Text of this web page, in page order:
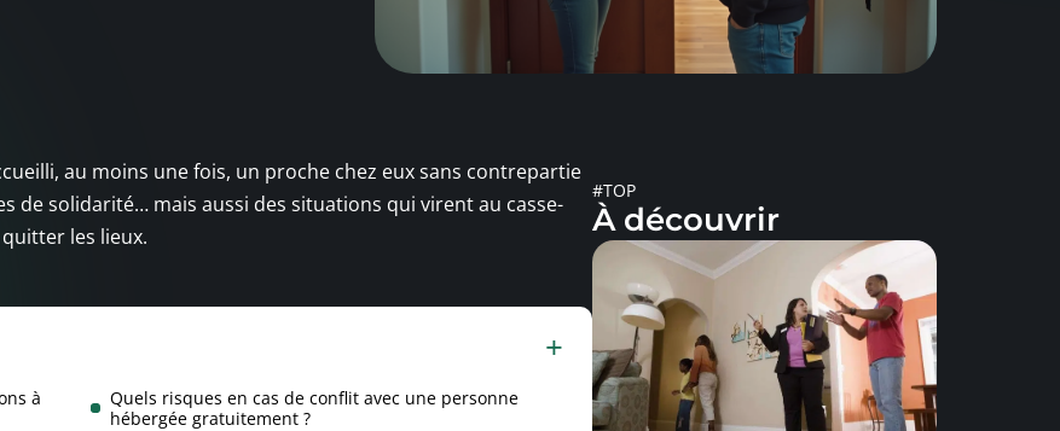
au moins une fois, un proche chez eux sans contrepartie
de solidarité… mais aussi des situations qui virent au casse-
quitter les lieux.
à
Quels risques en cas de conflit avec une personne
hébergée gratuitement ?
#TOP
À découvrir